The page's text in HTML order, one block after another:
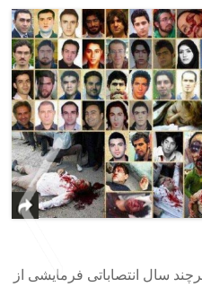
سال انتصاباتی فرمایشی از